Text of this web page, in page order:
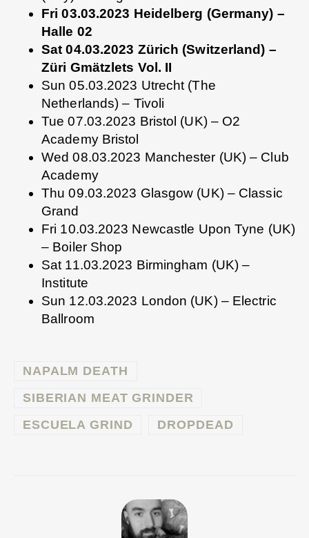
Fri 03.03.2023 Heidelberg (Germany) –
Halle 02
Sat 04.03.2023 Zürich (Switzerland) –
Züri Gmätzlets Vol. II
Sun 05.03.2023 Utrecht (The
Netherlands) – Tivoli
Tue 07.03.2023 Bristol (UK) – O2
Academy Bristol
Wed 08.03.2023 Manchester (UK) – Club
Academy
Thu 09.03.2023 Glasgow (UK) – Classic
Grand
Fri 10.03.2023 Newcastle Upon Tyne (UK)
– Boiler Shop
Sat 11.03.2023 Birmingham (UK) –
Institute
Sun 12.03.2023 London (UK) – Electric
Ballroom
NAPALM DEATH
SIBERIAN MEAT GRINDER
ESCUELA GRIND
DROPDEAD